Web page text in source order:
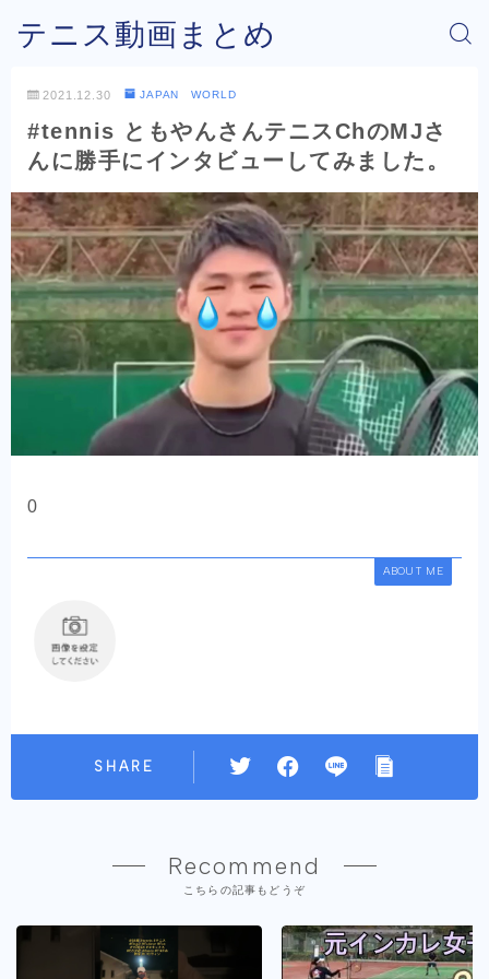
テニス動画まとめ
2021.12.30 JAPAN WORLD
#tennis ともやんさんテニスChのMJさ
んに勝手にインタビューしてみました。
0
ABOUT ME
SHARE
Recommend
こちらの記事もどうぞ